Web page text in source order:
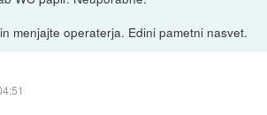
menjajte operaterja. Edini pametni nasvet.